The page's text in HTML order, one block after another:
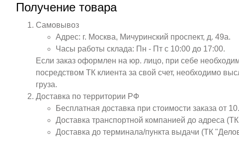
Получение товара
Самовывоз
Адрес: г. Москва, Мичуринский проспект, д. 49а.
Часы работы склада: Пн - Пт с 10:00 до 17:00.
Если заказ оформлен на юр. лицо, при себе
посредством ТК клиента за свой счет, необходимо
груза.
Доставка по территории РФ
Бесплатная доставка при стоимости заказа от
Доставка транспортной компанией до
Доставка до терминала/пункта выдачи (ТК